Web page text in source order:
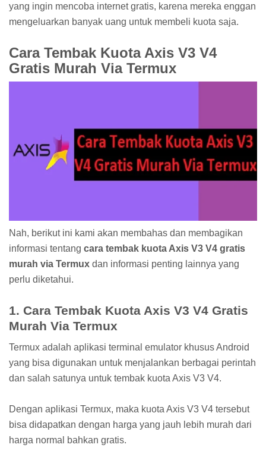
yang ingin mencoba internet gratis, karena mereka enggan
mengeluarkan banyak uang untuk membeli kuota saja.
Cara Tembak Kuota Axis V3 V4
Gratis Murah Via Termux
Nah, berikut ini kami akan membahas dan membagikan
informasi tentang cara tembak kuota Axis V3 V4 gratis
murah via Termux dan informasi penting lainnya yang
perlu diketahui.
1. Cara Tembak Kuota Axis V3 V4 Gratis
Murah Via Termux
Termux adalah aplikasi terminal emulator khusus Android
yang bisa digunakan untuk menjalankan berbagai perintah
dan salah satunya untuk tembak kuota Axis V3 V4.
Dengan aplikasi Termux, maka kuota Axis V3 V4 tersebut
bisa didapatkan dengan harga yang jauh lebih murah dari
harga normal bahkan gratis.